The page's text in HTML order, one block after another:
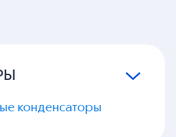
конденсаторы